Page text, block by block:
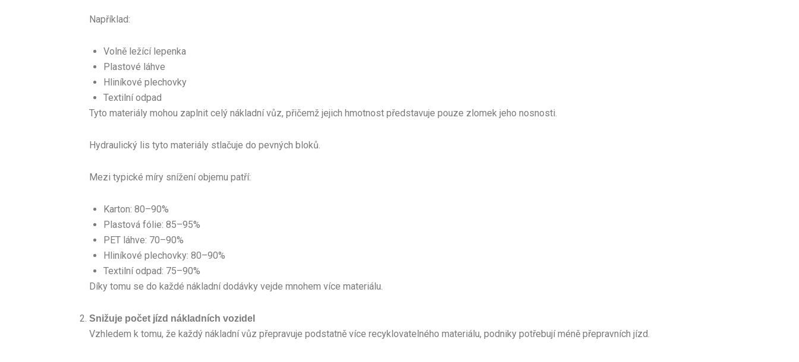
Například:
Volně ležící lepenka
Plastové láhve
Hliníkové plechovky
Textilní odpad
Tyto materiály mohou zaplnit celý nákladní vůz, přičemž jejich hmotnost představuje pouze zlomek jeho nosnosti.
Hydraulický lis tyto materiály stlačuje do pevných bloků.
Mezi typické míry snížení objemu patří:
Karton: 80–90%
Plastová fólie: 85–95%
PET láhve: 70–90%
Hliníkové plechovky: 80–90%
Textilní odpad: 75–90%
Díky tomu se do každé nákladní dodávky vejde mnohem více materiálu.
Snižuje počet jízd nákladních vozidel
Vzhledem k tomu, že každý nákladní vůz přepravuje podstatně více recyklovatelného materiálu, podniky potřebují méně přepravních jízd.